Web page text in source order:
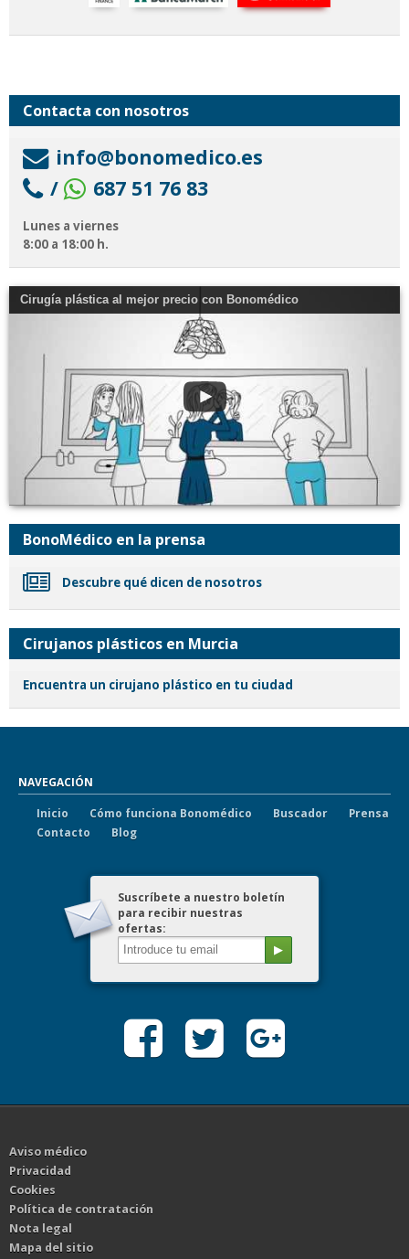
Contacta con nosotros
info@bonomedico.es
/
687 51 76 83
Lunes a viernes
8:00 a 18:00 h.
Cirugía plástica al mejor precio con Bonomédico
BonoMédico en la prensa
Descubre qué dicen de nosotros
Cirujanos plásticos en Murcia
Encuentra un cirujano plástico en tu ciudad
NAVEGACIÓN
Inicio Cómo funciona Bonomédico Buscador
Prensa
Contacto
Blog
Suscríbete a nuestro boletín
para recibir nuestras
ofertas:
Aviso médico
Privacidad
Cookies
Política de contratación
Nota legal
Mapa del sitio